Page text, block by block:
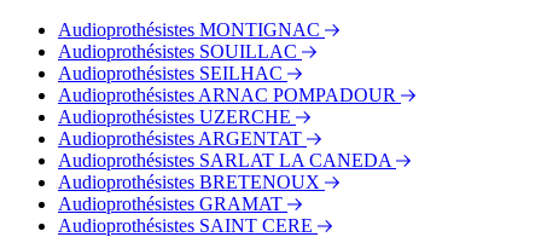
Audioprothésistes MONTIGNAC
Audioprothésistes SOUILLAC
Audioprothésistes SEILHAC
Audioprothésistes ARNAC POMPADOUR
Audioprothésistes UZERCHE
Audioprothésistes ARGENTAT
Audioprothésistes SARLAT LA CANEDA
Audioprothésistes BRETENOUX
Audioprothésistes GRAMAT
Audioprothésistes SAINT CERE